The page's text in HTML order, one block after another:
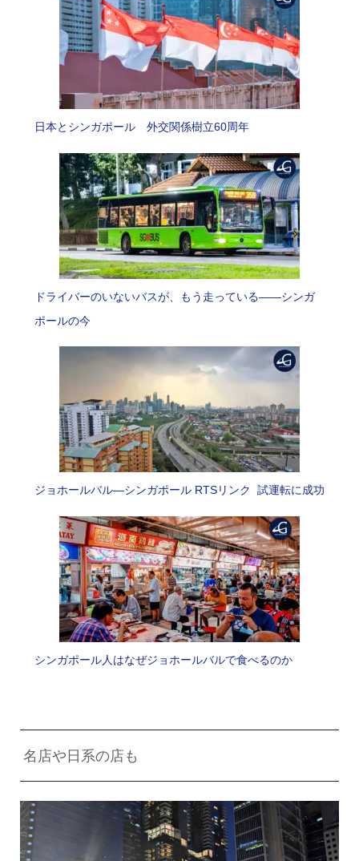
日本とシンガポール 外交関係樹立60周年
ドライバーのいないバスが、もう走っている――シンガ
ポールの今
ジョホールバル―シンガポール RTSリンク 試運転に成功
シンガポール人はなぜジョホールバルで食べるのか
名店や日系の店も